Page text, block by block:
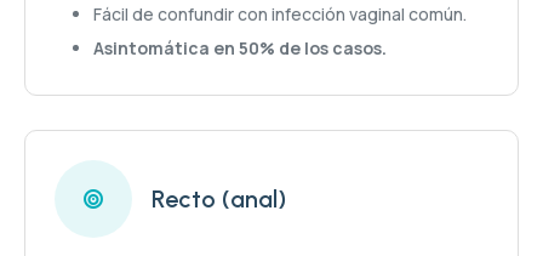
Fácil de confundir con infección vaginal común.
Asintomática en 50% de los casos.
Recto (anal)